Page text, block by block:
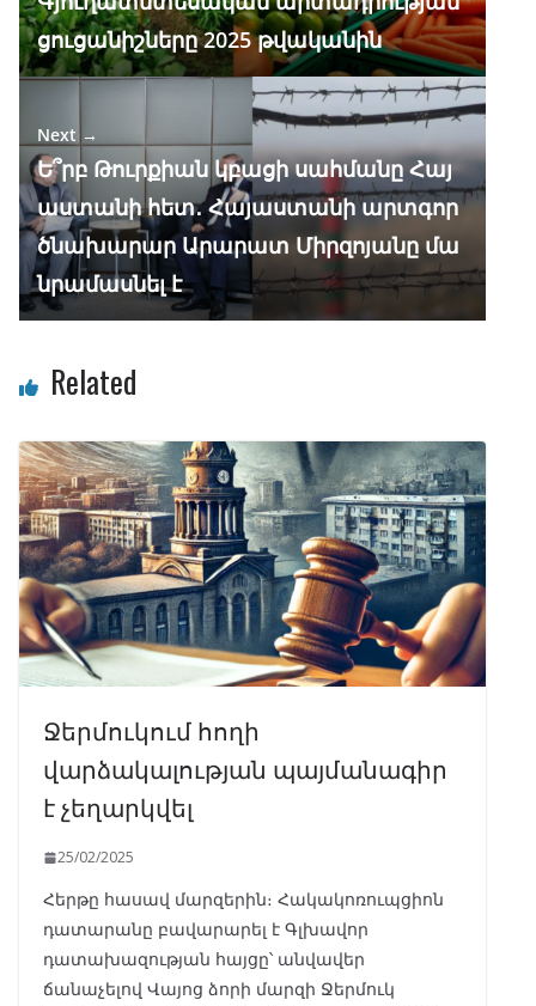
ցուցանիշները 2025 թվականին
Next →
Ե՞րբ Թուրքիան կբացի սահմանը Հայ
աստանի հետ․ Հայաստանի արտգոր
ծնախարար Արարատ Միրզոյանը մա
նրամասնել է
Related
Ջերմուկում հողի
վարձակալության պայմանագիր
է չեղարկվել
25/02/2025
Հերթը հասավ մարզերին։ Հակակոռուպցիոն
դատարանը բավարարել է Գլխավոր
դատախազության հայցը՝ անվավեր
ճանաչելով Վայոց ձորի մարզի Ջերմուկ